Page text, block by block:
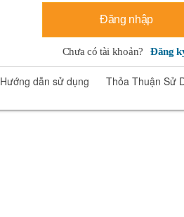
Đăng nhập
Chưa có tài khoản? Đăng
Hướng dẫn sử dụng Thỏa Thuận Sử